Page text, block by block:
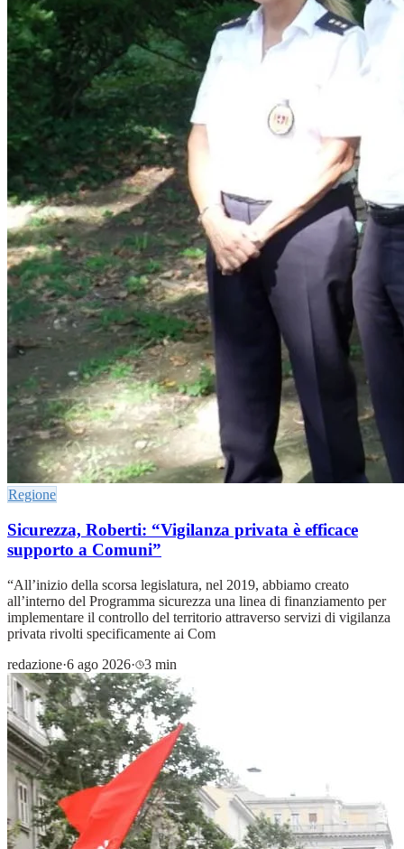
Regione
Sicurezza, Roberti: “Vigilanza privata è efficace
supporto a Comuni”
“All’inizio della scorsa legislatura, nel 2019, abbiamo creato
all’interno del Programma sicurezza una linea di finanziamento per
implementare il controllo del territorio attraverso servizi di vigilanza
privata rivolti specificamente ai Com
redazione·6 ago 2026· 3 min